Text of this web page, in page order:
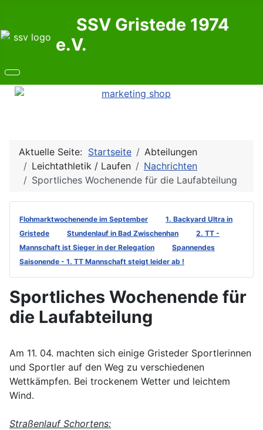
SSV Gristede 1974
e.V.
Aktuelle Seite: Startseite
Abteilungen
Leichtathletik / Laufen
Nachrichten
Sportliches Wochenende für die Laufabteilung
Flohmarktwochenende im September
1. Backyard Ultra in
Gristede
Stundenlauf in Bad Zwischenhan
2. TT -
Mannschaft ist Sieger in der Relegation
Spannendes
Saisonende - 1. TT Mannschaft steigt leider ab !
Sportliches Wochenende für
die Laufabteilung
Am 11. 04. machten sich einige Gristeder Sportlerinnen
und Sportler auf den Weg zu verschiedenen
Wettkämpfen. Bei trockenem Wetter und leichtem
Wind.
Straßenlauf Schortens: